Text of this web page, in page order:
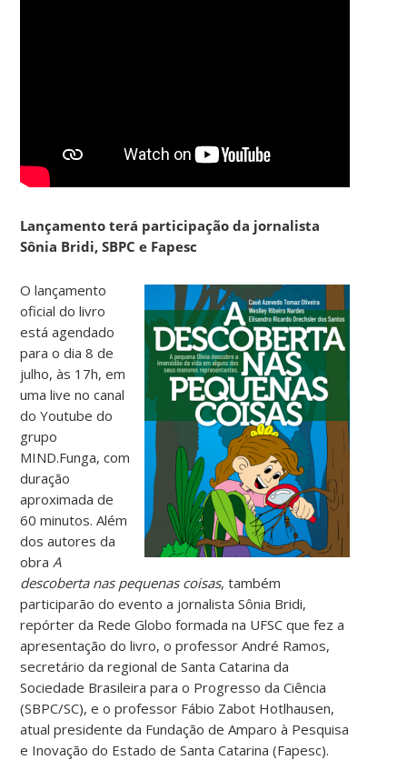
Lançamento terá participação da jornalista
Sônia Bridi, SBPC e Fapesc
O lançamento
oficial do livro
está agendado
para o dia 8 de
julho, às 17h, em
uma live no canal
do Youtube do
grupo
MIND.Funga, com
duração
aproximada de
60 minutos. Além
dos autores da
obra A
descoberta nas pequenas coisas, também
participarão do evento a jornalista Sônia Bridi,
repórter da Rede Globo formada na UFSC que fez a
apresentação do livro, o professor André Ramos,
secretário da regional de Santa Catarina da
Sociedade Brasileira para o Progresso da Ciência
(SBPC/SC), e o professor Fábio Zabot Hotlhausen,
atual presidente da Fundação de Amparo à Pesquisa
e Inovação do Estado de Santa Catarina (Fapesc).